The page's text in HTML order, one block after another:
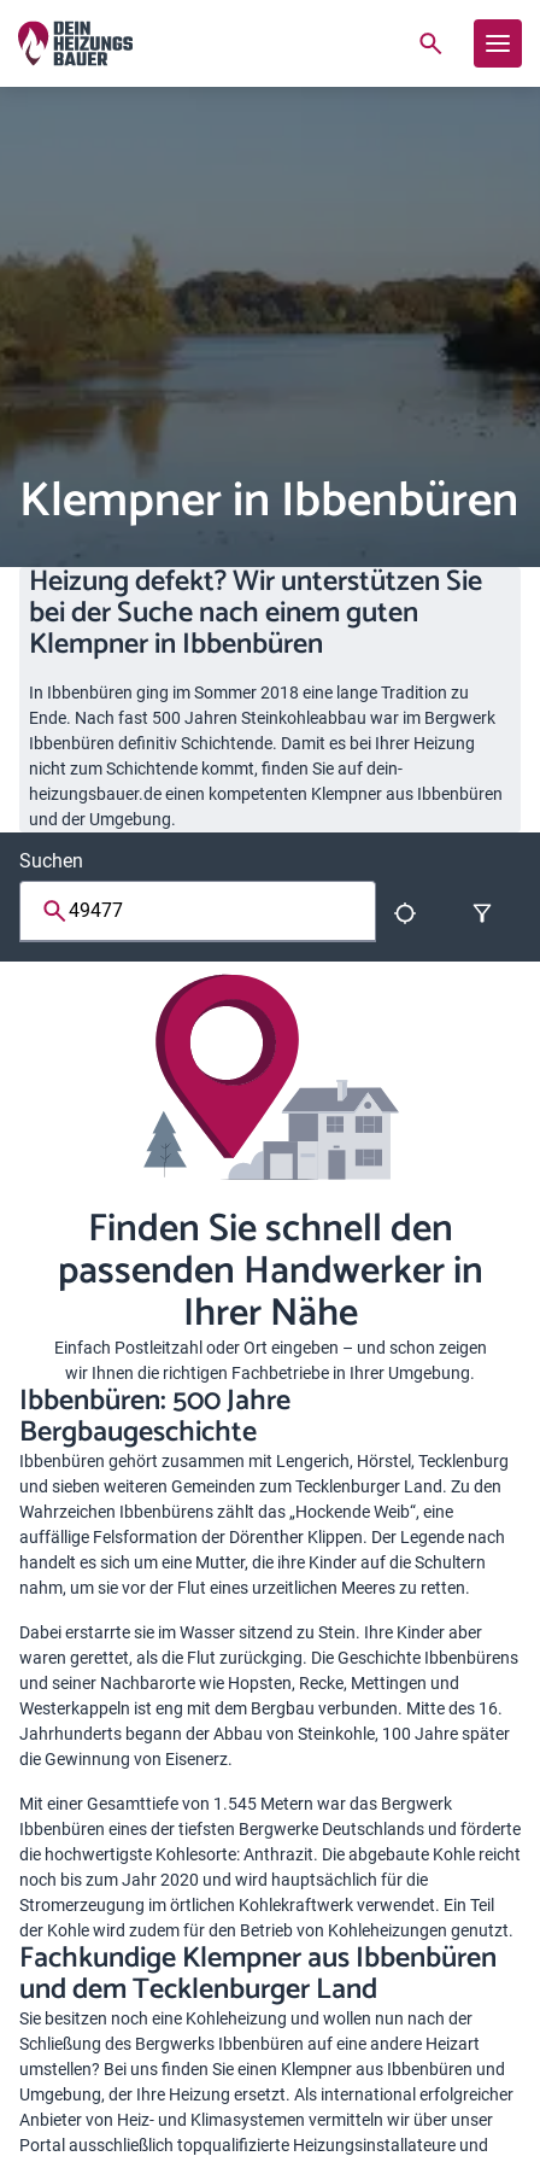
Klempner in Ibbenbüren
Heizung defekt? Wir unterstützen Sie
bei der Suche nach einem guten
Klempner in Ibbenbüren
In Ibbenbüren ging im Sommer 2018 eine lange Tradition zu
Ende. Nach fast 500 Jahren Steinkohleabbau war im Bergwerk
Ibbenbüren definitiv Schichtende. Damit es bei Ihrer Heizung
nicht zum Schichtende kommt, finden Sie auf dein-
heizungsbauer.de einen kompetenten Klempner aus Ibbenbüren
und der Umgebung.
Suchen
Finden Sie schnell den
passenden Handwerker in
Ihrer Nähe
Einfach Postleitzahl oder Ort eingeben – und schon zeigen
wir Ihnen die richtigen Fachbetriebe in Ihrer Umgebung.
Ibbenbüren: 500 Jahre
Bergbaugeschichte
Ibbenbüren gehört zusammen mit Lengerich, Hörstel, Tecklenburg
und sieben weiteren Gemeinden zum Tecklenburger Land. Zu den
Wahrzeichen Ibbenbürens zählt das „Hockende Weib“, eine
auffällige Felsformation der Dörenther Klippen. Der Legende nach
handelt es sich um eine Mutter, die ihre Kinder auf die Schultern
nahm, um sie vor der Flut eines urzeitlichen Meeres zu retten.
Dabei erstarrte sie im Wasser sitzend zu Stein. Ihre Kinder aber
waren gerettet, als die Flut zurückging. Die Geschichte Ibbenbürens
und seiner Nachbarorte wie Hopsten, Recke, Mettingen und
Westerkappeln ist eng mit dem Bergbau verbunden. Mitte des 16.
Jahrhunderts begann der Abbau von Steinkohle, 100 Jahre später
die Gewinnung von Eisenerz.
Mit einer Gesamttiefe von 1.545 Metern war das Bergwerk
Ibbenbüren eines der tiefsten Bergwerke Deutschlands und förderte
die hochwertigste Kohlesorte: Anthrazit. Die abgebaute Kohle reicht
noch bis zum Jahr 2020 und wird hauptsächlich für die
Stromerzeugung im örtlichen Kohlekraftwerk verwendet. Ein Teil
der Kohle wird zudem für den Betrieb von Kohleheizungen genutzt.
Fachkundige Klempner aus Ibbenbüren
und dem Tecklenburger Land
Sie besitzen noch eine Kohleheizung und wollen nun nach der
Schließung des Bergwerks Ibbenbüren auf eine andere Heizart
umstellen? Bei uns finden Sie einen Klempner aus Ibbenbüren und
Umgebung, der Ihre Heizung ersetzt. Als international erfolgreicher
Anbieter von Heiz- und Klimasystemen vermitteln wir über unser
Portal ausschließlich topqualifizierte Heizungsinstallateure und